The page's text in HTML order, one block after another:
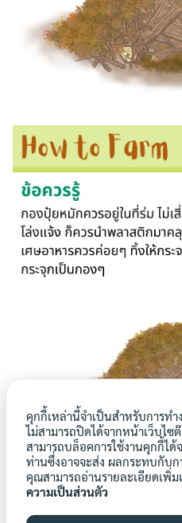
คุกกี้เหล่านี้จำเป็นสำหรับการทำ
ไม่สามารถปิดได้จากหน้าเว็บไซ
สามารถบล็อคการใช้งานคุกกี้ได้
ท่านซึ่งอาจจะส่ง ผลกระทบกับก
คุณสามารถอ่านรายละเอียดเพิ่ม
ความเป็นส่วนตัว